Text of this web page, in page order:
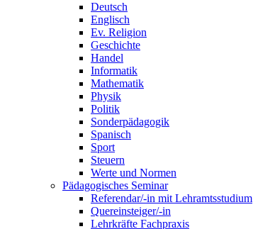
Deutsch
Englisch
Ev. Religion
Geschichte
Handel
Informatik
Mathematik
Physik
Politik
Sonderpädagogik
Spanisch
Sport
Steuern
Werte und Normen
Pädagogisches Seminar
Referendar/-in mit Lehramtsstudium
Quereinsteiger/-in
Lehrkräfte Fachpraxis